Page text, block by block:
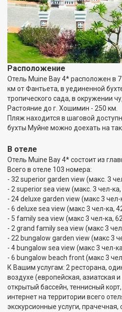
Расположение
Отель Muine Bay 4* расположен в
км от Фантьета, в уединенной
тропического сада, в окружении
Растояние до г. Хошимин - 250 км.
Пляж находится в шаговой
бухты Муйне можно доехать на
В отеле
Отель Muine Bay 4* состоит из
Всего в отеле 103 номера:
- 32 superior garden view (макс. 3
- 2 superior sea view (макс. 3 чел-
- 24 deluxe garden view (макс 3 чел-
- 6 deluxe sea view (макс 3 чел-ка,
- 5 family sea view (макс 3 чел-ка,
- 2 grand family sea view (макс 3
- 22 bungalow garden view (макс 3
- 4 bungalow sea view (макс 3 чел-
- 6 bungalow beach front (макс 3
К Вашим услугам: 2 ресторана,
воздухе (европейская, азиатская
открытый бассейн, теннисный
интернет на территории всего
экскурсионные услуги,